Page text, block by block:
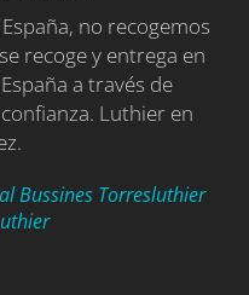
no recogemos
recoge y entrega en
a través de
Luthier en
Bussines Torresluthier